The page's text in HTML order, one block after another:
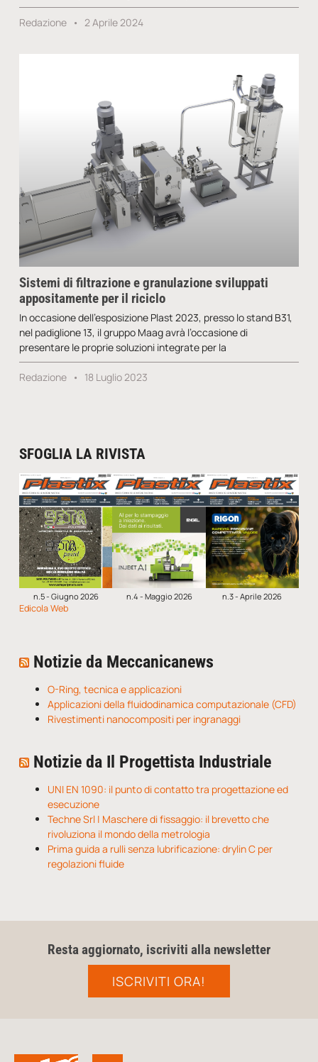
Redazione 2 Aprile 2024
Sistemi di filtrazione e granulazione sviluppati
appositamente per il riciclo
In occasione dell’esposizione Plast 2023, presso lo stand B31,
nel padiglione 13, il gruppo Maag avrà l’occasione di
presentare le proprie soluzioni integrate per la
Redazione 18 Luglio 2023
SFOGLIA LA RIVISTA
n.5 - Giugno 2026 n.4 - Maggio 2026 n.3 - Aprile 2026
Edicola Web
Notizie da Meccanicanews
O-Ring, tecnica e applicazioni
Applicazioni della fluidodinamica computazionale (CFD)
Rivestimenti nanocompositi per ingranaggi
Notizie da Il Progettista Industriale
UNI EN 1090: il punto di contatto tra progettazione ed
esecuzione
Techne Srl | Maschere di fissaggio: il brevetto che
rivoluziona il mondo della metrologia
Prima guida a rulli senza lubrificazione: drylin C per
regolazioni fluide
Resta aggiornato, iscriviti alla newsletter
ISCRIVITI ORA!